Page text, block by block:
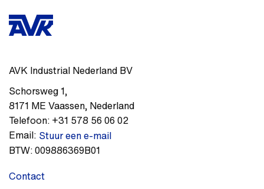
AVK Industrial Nederland BV
Schorsweg 1,
8171 ME Vaassen, Nederland
Telefoon: +31 578 56 06 02
Email: Stuur een e-mail
BTW:009886369B01
Contact